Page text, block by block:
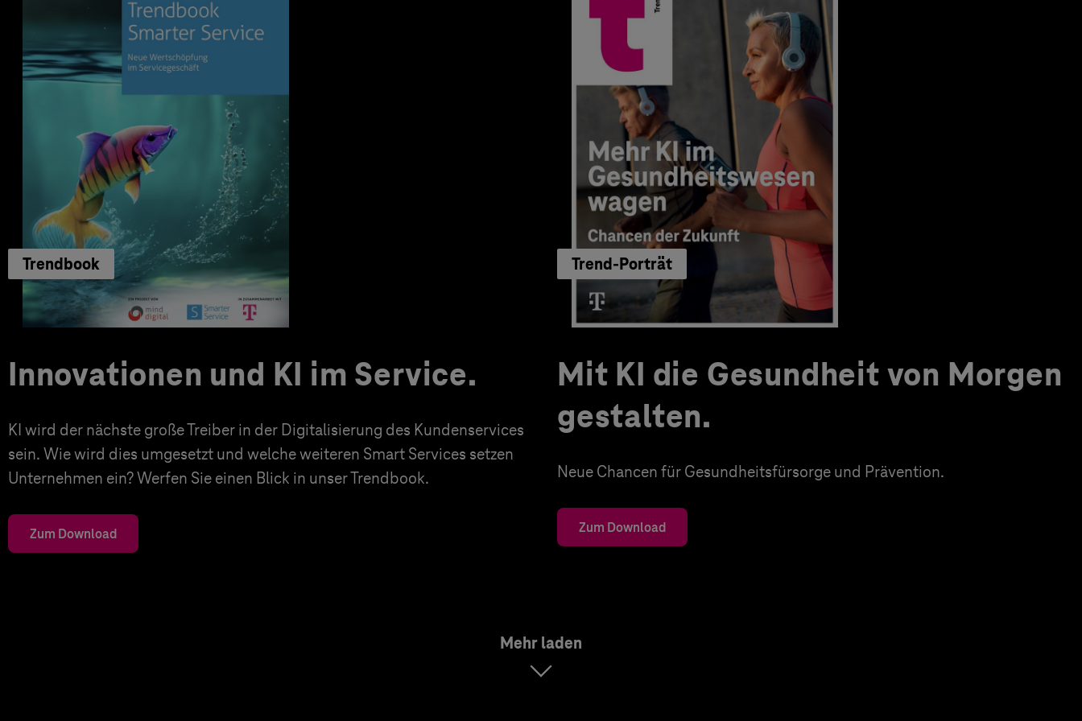
Trendbook
Innovationen und KI im Service.
KI wird der nächste große Treiber in der Digitalisierung des Kundenservices
sein. Wie wird dies umgesetzt und welche weiteren Smart Services setzen
Unternehmen ein? Werfen Sie einen Blick in unser Trendbook.
Zum Download
Trend-Porträt
Mit KI die Gesundheit von Morgen
gestalten.
Neue Chancen für Gesundheitsfürsorge und Prävention.
Zum Download
Mehr laden